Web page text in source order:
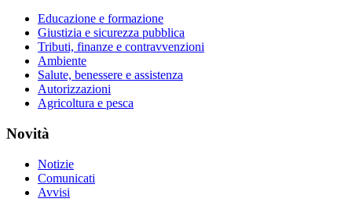
Educazione e formazione
Giustizia e sicurezza pubblica
Tributi, finanze e contravvenzioni
Ambiente
Salute, benessere e assistenza
Autorizzazioni
Agricoltura e pesca
Novità
Notizie
Comunicati
Avvisi